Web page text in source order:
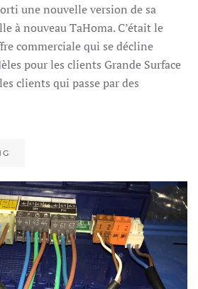
une nouvelle version de sa
à nouveau TaHoma. C’était le
commerciale qui se décline
pour les clients Grande Surface
clients qui passe par des